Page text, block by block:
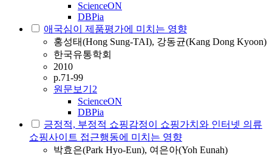
ScienceON
DBPia
애국심이 제품평가에 미치는 영향
홍성태(Hong Sung-TAI), 강동균(Kang Dong Kyoon)
한국유통학회
2010
p.71-99
원문보기 2
ScienceON
DBPia
긍정적, 부정적 쇼핑감정이 쇼핑가치와 인터넷 의류
쇼핑사이트 접근행동에 미치는 영향
박효은(Park Hyo-Eun), 여은아(Yoh Eunah)